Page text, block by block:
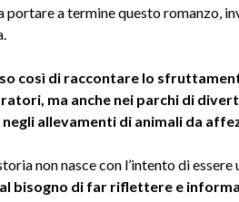
portare a termine questo romanzo,
così di raccontare lo
ma anche nei parchi di
allevamenti di animali da
non nasce con l’intento di
bisogno di far riflettere e